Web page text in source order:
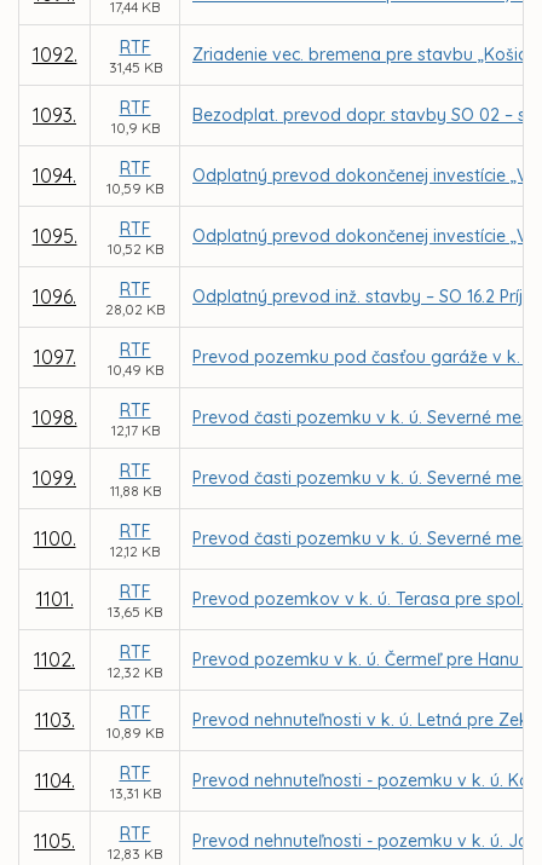
17,44 KB
1092. RTF
31,45 KB
Zriadenie vec. bremena pre stavbu
1093. RTF
10,9 KB
Bezodplat. prevod dopr. stavby SO 02 –
1094. RTF
10,59 KB
Odplatný prevod dokončenej investície
1095. RTF
10,52 KB
Odplatný prevod dokončenej investície
1096. RTF
28,02 KB
Odplatný prevod inž. stavby – SO 16.2
1097. RTF
10,49 KB
Prevod pozemku pod časťou garáže v k.
1098. RTF
12,17 KB
Prevod časti pozemku v k. ú. Severné
1099. RTF
11,88 KB
Prevod časti pozemku v k. ú. Severné
1100. RTF
12,12 KB
Prevod časti pozemku v k. ú. Severné
1101. RTF
13,65 KB
Prevod pozemkov v k. ú. Terasa pre spol.
1102. RTF
12,32 KB
Prevod pozemku v k. ú. Čermeľ pre Hanu
1103. RTF
10,89 KB
Prevod nehnuteľnosti v k. ú. Letná pre
1104. RTF
13,31 KB
Prevod nehnuteľnosti - pozemku v k. ú.
1105. RTF
12,83 KB
Prevod nehnuteľnosti - pozemku v k. ú.